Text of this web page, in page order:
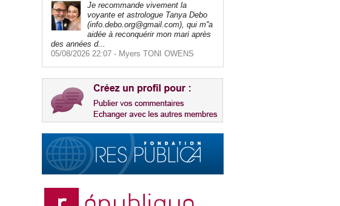
Je recommande vivement la
voyante et astrologue Tanya Debo
(info.debo.org@gmail.com), qui m''a
aidée à reconquérir mon mari après
des années d...
05/08/2026 22:07 - Myers TONI OWENS